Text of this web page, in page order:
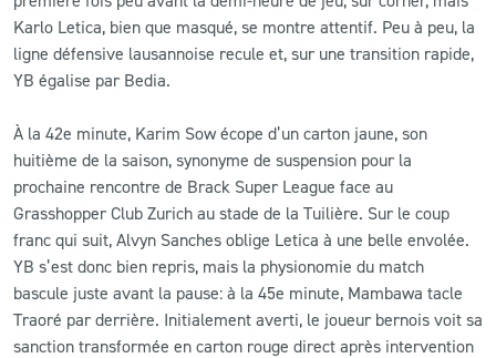
Karlo Letica, bien que masqué, se montre attentif. Peu à peu, la
ligne défensive lausannoise recule et, sur une transition rapide,
YB égalise par Bedia.
À la 42e minute, Karim Sow écope d’un carton jaune, son
huitième de la saison, synonyme de suspension pour la
prochaine rencontre de Brack Super League face au
Grasshopper Club Zurich au stade de la Tuilière. Sur le coup
franc qui suit, Alvyn Sanches oblige Letica à une belle envolée.
YB s’est donc bien repris, mais la physionomie du match
bascule juste avant la pause: à la 45e minute, Mambawa tacle
Traoré par derrière. Initialement averti, le joueur bernois voit sa
sanction transformée en carton rouge direct après intervention